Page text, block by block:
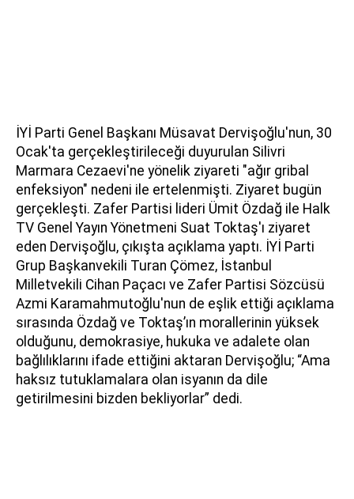
İYİ Parti Genel Başkanı Müsavat Dervişoğlu'nun, 30
Ocak'ta gerçekleştirileceği duyurulan Silivri
Marmara Cezaevi'ne yönelik ziyareti "ağır gribal
enfeksiyon" nedeni ile ertelenmişti. Ziyaret bugün
gerçekleşti. Zafer Partisi lideri Ümit Özdağ ile Halk
TV Genel Yayın Yönetmeni Suat Toktaş'ı ziyaret
eden Dervişoğlu, çıkışta açıklama yaptı. İYİ Parti
Grup Başkanvekili Turan Çömez, İstanbul
Milletvekili Cihan Paçacı ve Zafer Partisi Sözcüsü
Azmi Karamahmutoğlu'nun de eşlik ettiği açıklama
sırasında Özdağ ve Toktaş’ın morallerinin yüksek
olduğunu, demokrasiye, hukuka ve adalete olan
bağlılıklarını ifade ettiğini aktaran Dervişoğlu; “Ama
haksız tutuklamalara olan isyanın da dile
getirilmesini bizden bekliyorlar” dedi.